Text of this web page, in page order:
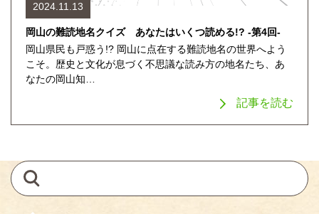
2024.11.13
岡山の難読地名クイズ あなたはいくつ読める!? -第4回-
岡山県民も戸惑う!? 岡山に点在する難読地名の世界へよう
こそ。歴史と文化が息づく不思議な読み方の地名たち、あ
なたの岡山知…
記事を読む